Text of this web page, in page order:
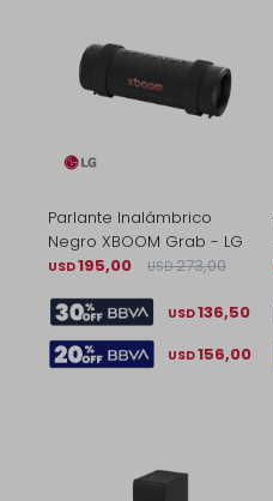
Parlante Inalámbrico
Negro XBOOM Grab - LG
USD195,00 USD 273,00
USD136,50
USD156,00